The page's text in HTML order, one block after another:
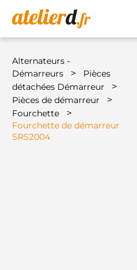
Alternateurs -
Démarreurs
>
Pièces
détachées Démarreur
>
Pièces de démarreur >
Fourchette >
Fourchette de démarreur
SRS2004